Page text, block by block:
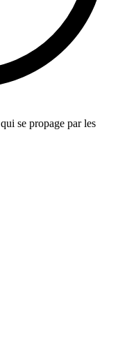
qui se propage par les